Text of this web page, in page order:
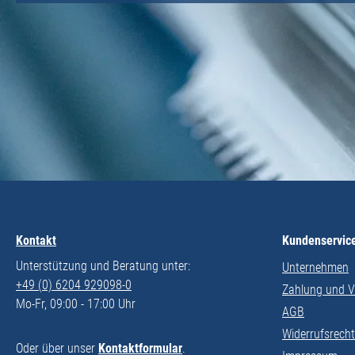
Kontakt
Unterstützung und Beratung unter:
+49 (0) 6204 929098-0
Mo-Fr, 09:00 - 17:00 Uhr
Oder über unser Kontaktformular.
Unternehmen
Zahlung und
AGB
Widerrufsrecht